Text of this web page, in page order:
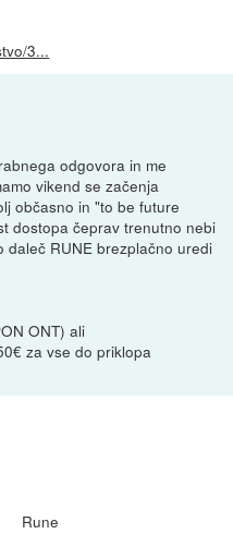
3...
odgovora in me
vikend se začenja
občasno in "to be future
dostopa čeprav trenutno nebi
RUNE brezplačno uredi
ONT) ali
za vse do priklopa
Rune